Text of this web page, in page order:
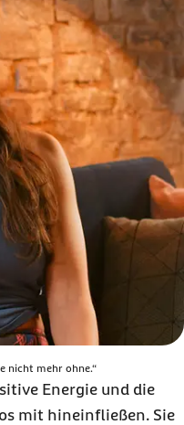
nicht mehr ohne.“
Energie und die
mit hineinfließen. Sie